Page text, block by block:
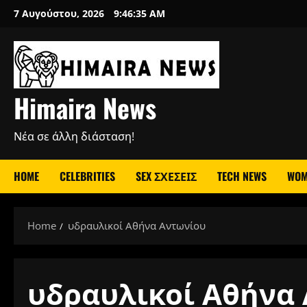
Skip
content
7 Αυγούστου, 2026 9:46:35 AM
Himaira News
Νέα σε άλλη διάσταση!
HOME CELEBRITIES SEX ΣΧΕΣΕΙΣ TECH NEWS
Home υδραυλικοί Αθήνα Αντωνίου
υδραυλικοί